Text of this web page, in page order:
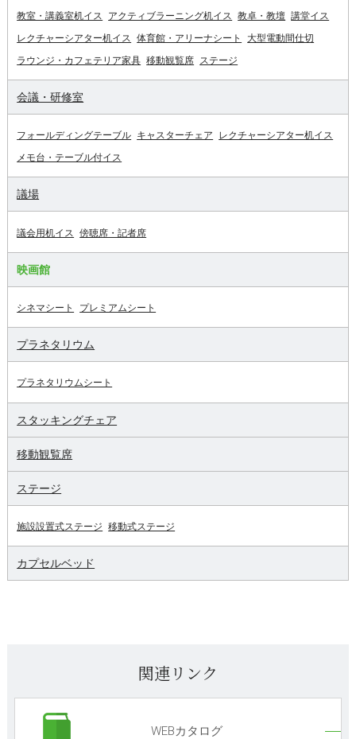
教室・講義室机イス アクティブラーニング机イス 教卓・教壇 講堂イス
レクチャーシアター机イス 体育館・アリーナシート
大型電動間仕切
ラウンジ・カフェテリア家具 移動観覧席 ステージ
会議・研修室
フォールディングテーブル キャスターチェア
レクチャーシアター机イス
メモ台・テーブル付イス
議場
議会用机イス 傍聴席・記者席
映画館
シネマシート プレミアムシート
プラネタリウム
プラネタリウムシート
スタッキングチェア
移動観覧席
ステージ
施設設置式ステージ 移動式ステージ
カプセルベッド
関連リンク
WEBカタログ